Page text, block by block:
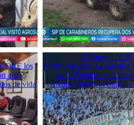
los
a la
de vida
4 Agosto, 2026
TVO Deportes: La agónica
de O’Higgins en
Análisis del Repechaje de